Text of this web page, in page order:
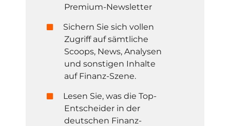
Premium-Newsletter
Sichern Sie sich vollen
Zugriff auf sämtliche
Scoops, News, Analysen
und sonstigen Inhalte
auf Finanz-Szene.
Lesen Sie, was die Top-
Entscheider in der
deutschen Finanz-